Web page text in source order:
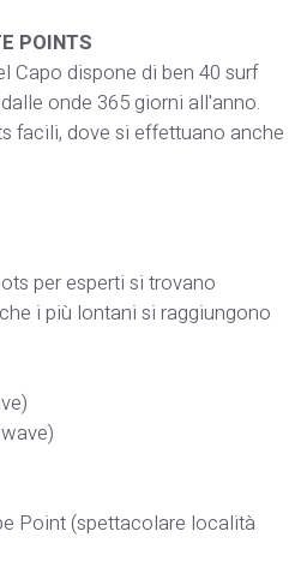
POINTS
Capo dispone di ben 40 surf
onde 365 giorni all'anno.
facili, dove si effettuano anche
per esperti si trovano
i più lontani si raggiungono
Point (spettacolare località